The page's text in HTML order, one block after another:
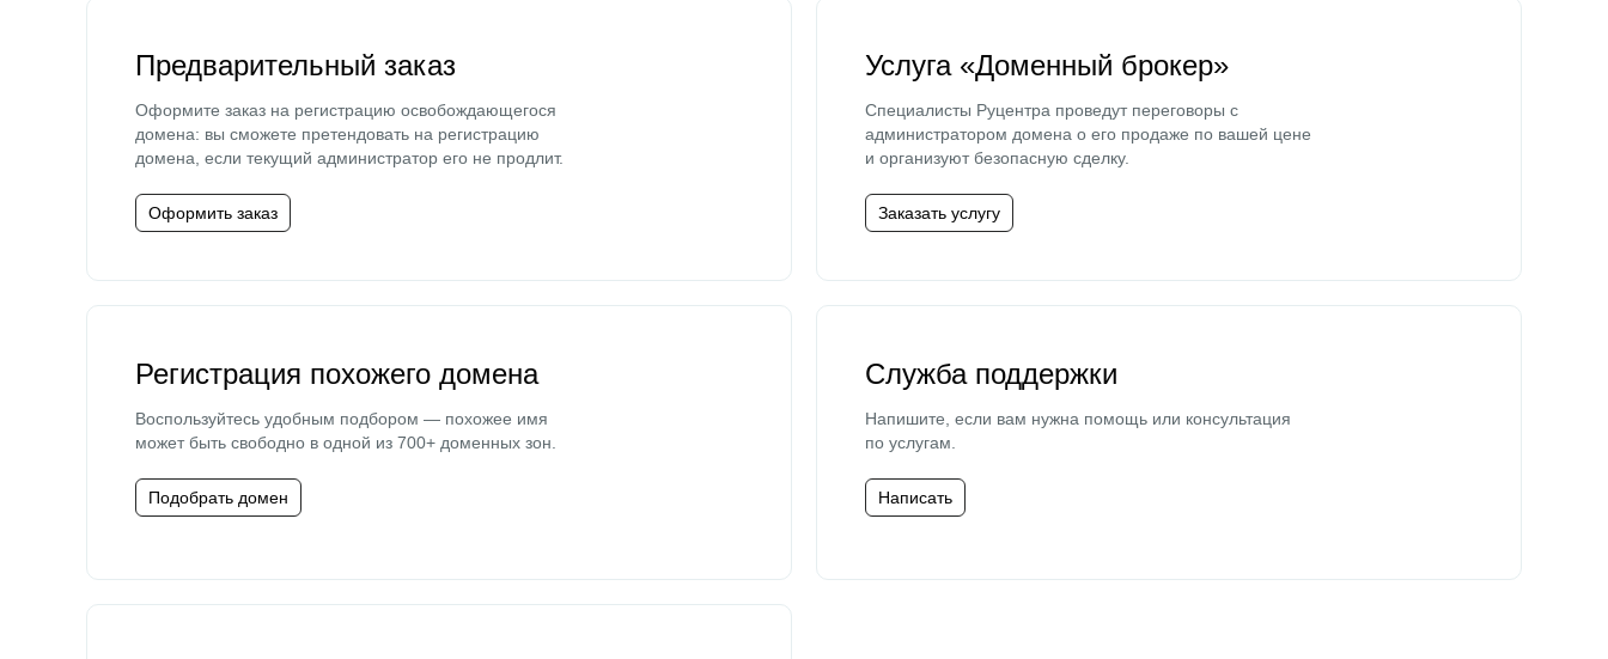
Предварительный заказ
Оформите заказ на регистрацию освобождающегося
домена: вы сможете претендовать на регистрацию
домена, если текущий администратор его не продлит.
Оформить заказ
Услуга «Доменный брокер»
Специалисты Руцентра проведут переговоры с
администратором домена о его продаже по вашей цене
и организуют безопасную сделку.
Заказать услугу
Регистрация похожего домена
Воспользуйтесь удобным подбором — похожее имя
может быть свободно в одной из 700+ доменных зон.
Подобрать домен
Служба поддержки
Напишите, если вам нужна помощь или консультация
по услугам.
Написать